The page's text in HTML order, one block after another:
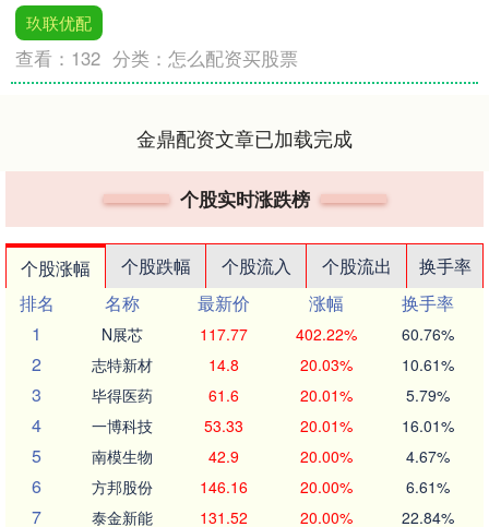
玖联优配
查看： 132 分类：怎么配资买股票
金鼎配资文章已加载完成
个股实时涨跌榜
个股涨幅 个股跌幅 个股流入 个股流出
换手率
排名
名称 最新价 涨幅
换手率
1
N展芯 117.77 402.22% 60.76%
2 志特新材 14.8 20.03% 10.61%
3 毕得医药 61.6 20.01% 5.79%
4 一博科技 53.33 20.01% 16.01%
5 南模生物 42.9 20.00% 4.67%
6 方邦股份 146.16 20.00% 6.61%
7 泰金新能 131.52 20.00% 22.84%